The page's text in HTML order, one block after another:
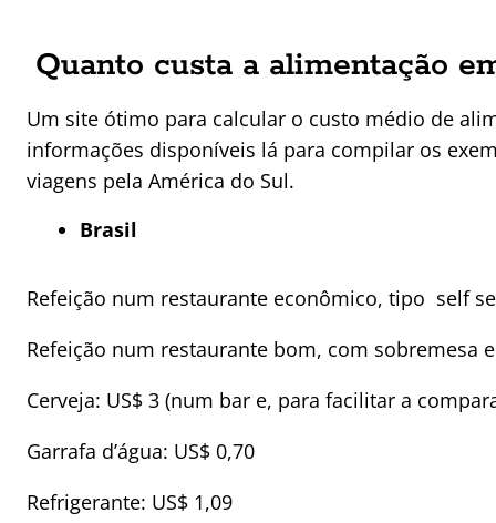
Quanto custa a alimentação
Um site ótimo para calcular o custo médio de
informações disponíveis lá para compilar os
viagens pela América do Sul.
Brasil
Refeição num restaurante econômico, tipo self
Refeição num restaurante bom, com sobremesa
Cerveja: US$ 3 (num bar e, para facilitar a
Garrafa d’água: US$ 0,70
Refrigerante: US$ 1,09